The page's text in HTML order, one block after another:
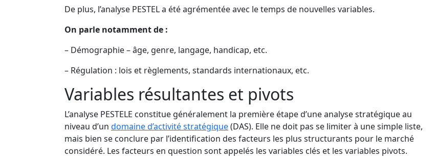
De plus, l’analyse PESTEL a été agrémentée avec le temps de nouvelles variables.
On parle notamment de :
– Démographie – âge, genre, langage, handicap, etc.
– Régulation : lois et règlements, standards internationaux, etc.
Variables résultantes et pivots
L’analyse PESTELE constitue généralement la première étape d’une analyse stratégique au
niveau d’un domaine d’activité stratégique(DAS). Elle ne doit pas se limiter à une simple liste,
mais bien se conclure par l’identification des facteurs les plus structurants pour le marché
considéré. Les facteurs en question sont appelés les variables clés et les variables pivots.